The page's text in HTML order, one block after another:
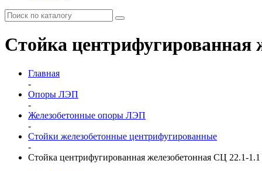
Стойка центрифугированная
Главная
-
Опоры ЛЭП
-
Железобетонные опоры ЛЭП
-
Стойки железобетонные центрифугированные
-
Стойка центрифугированная железобетонная СЦ 22.1-1.1